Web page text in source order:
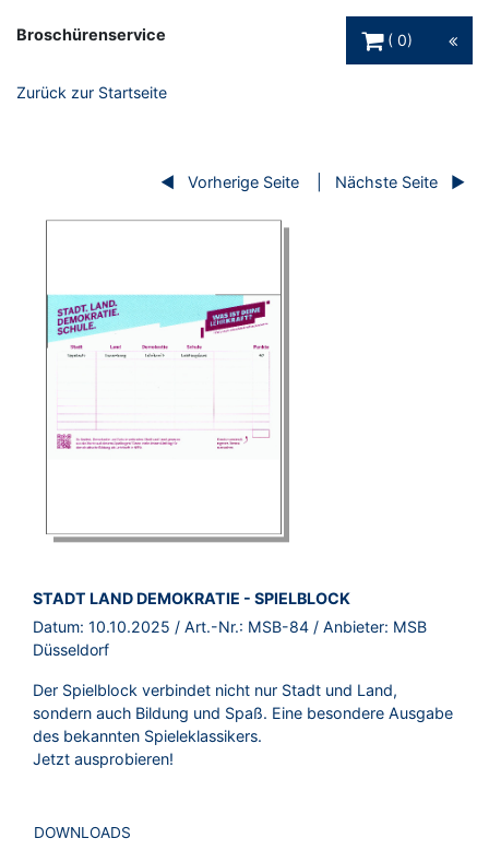
Broschürenservice
0
Zurück zur Startseite
Vorherige Seite Nächste Seite
BROSCHÜRE:
STADT LAND DEMOKRATIE - SPIELBLOCK
Datum: 10.10.2025 / Art.-Nr.: MSB-84 / Anbieter: MSB
Düsseldorf
Der Spielblock verbindet nicht nur Stadt und Land,
sondern auch Bildung und Spaß. Eine besondere Ausgabe
des bekannten Spieleklassikers.
Jetzt ausprobieren!
DOWNLOADS